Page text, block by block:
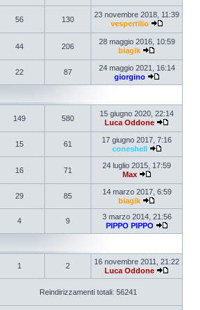
56 130
23 novembre 2018, 11:39
vespertilio
44 206
28 maggio 2016, 10:59
biagik
22 87
24 maggio 2021, 16:14
giorgino
149 580
15 giugno 2020, 22:14
Luca Oddone
15 61
17 giugno 2017, 7:16
coneshell
16 71
24 luglio 2015, 17:59
Max
29 85
14 marzo 2017, 6:59
biagik
4 9
3 marzo 2014, 21:56
PIPPO PIPPO
1 2
16 novembre 2011, 21:22
Luca Oddone
Reindirizzamenti totali: 56241